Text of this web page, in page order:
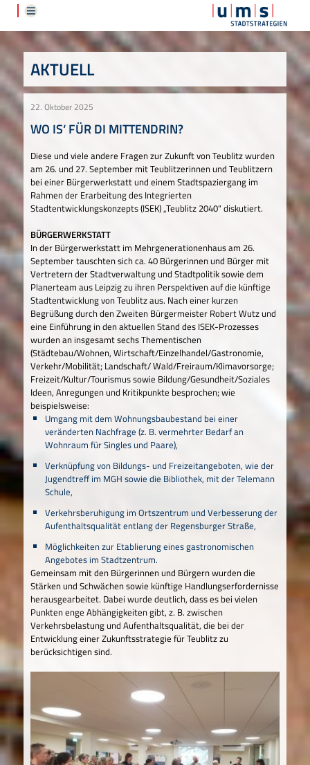
AKTUELL
22. Oktober 2025
WO IS‘ FÜR DI MITTENDRIN?
Diese und viele andere Fragen zur Zukunft von Teublitz wurden
am 26. und 27. September mit Teublitzerinnen und Teublitzern
bei einer Bürgerwerkstatt und einem Stadtspaziergang im
Rahmen der Erarbeitung des Integrierten
Stadtentwicklungskonzepts (ISEK) „Teublitz 2040“ diskutiert.
BÜRGERWERKSTATT
In der Bürgerwerkstatt im Mehrgenerationenhaus am 26.
September tauschten sich ca. 40 Bürgerinnen und Bürger mit
Vertretern der Stadtverwaltung und Stadtpolitik sowie dem
Planerteam aus Leipzig zu ihren Perspektiven auf die künftige
Stadtentwicklung von Teublitz aus. Nach einer kurzen
Begrüßung durch den Zweiten Bürgermeister Robert Wutz und
eine Einführung in den aktuellen Stand des ISEK-Prozesses
wurden an insgesamt sechs Thementischen
(Städtebau/Wohnen, Wirtschaft/Einzelhandel/Gastronomie,
Verkehr/Mobilität; Landschaft/ Wald/Freiraum/Klimavorsorge;
Freizeit/Kultur/Tourismus sowie Bildung/Gesundheit/Soziales
Ideen, Anregungen und Kritikpunkte besprochen; wie
beispielsweise:
Umgang mit dem Wohnungsbaubestand bei einer
veränderten Nachfrage (z. B. vermehrter Bedarf an
Wohnraum für Singles und Paare),
Verknüpfung von Bildungs- und Freizeitangeboten, wie der
Jugendtreff im MGH sowie die Bibliothek, mit der Telemann
Schule,
Verkehrsberuhigung im Ortszentrum und Verbesserung der
Aufenthaltsqualität entlang der Regensburger Straße,
Möglichkeiten zur Etablierung eines gastronomischen
Angebotes im Stadtzentrum.
Gemeinsam mit den Bürgerinnen und Bürgern wurden die
Stärken und Schwächen sowie künftige Handlungserfordernisse
herausgearbeitet. Dabei wurde deutlich, dass es bei vielen
Punkten enge Abhängigkeiten gibt, z. B. zwischen
Verkehrsbelastung und Aufenthaltsqualität, die bei der
Entwicklung einer Zukunftsstrategie für Teublitz zu
berücksichtigen sind.